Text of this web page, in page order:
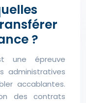
?
une épreuve
administratives
accablantes.
des contrats